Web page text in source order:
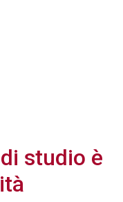
studio è